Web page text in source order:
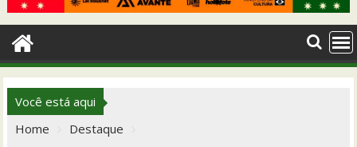
Você está aqui
Home
Destaque